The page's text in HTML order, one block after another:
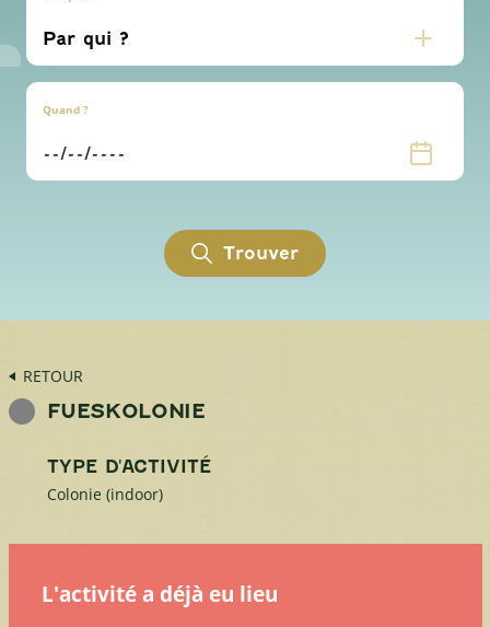
Quand ?
Trouver
RETOUR
FUESKOLONIE
TYPE D'ACTIVITÉ
Colonie (indoor)
L'activité a déjà eu lieu